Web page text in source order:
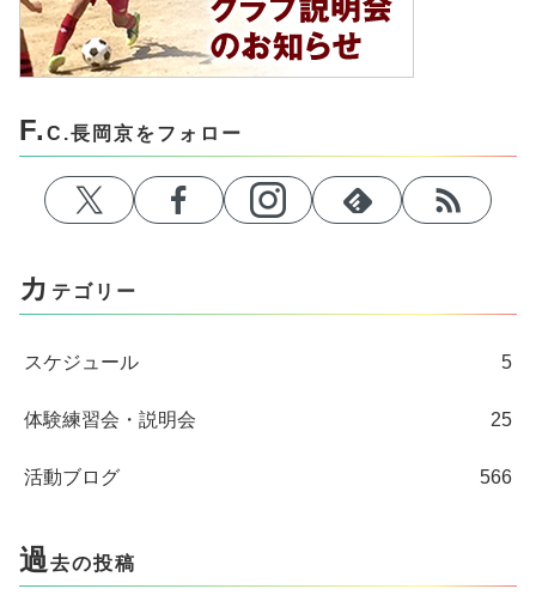
F. C.長岡京をフォロー
カ テゴリー
スケジュール 5
体験練習会・説明会 25
活動ブログ 566
過 去の投稿